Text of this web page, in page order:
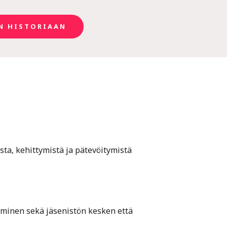
HISTORIAAN
kehittymistä ja pätevöitymistä
sekä jäsenistön kesken että